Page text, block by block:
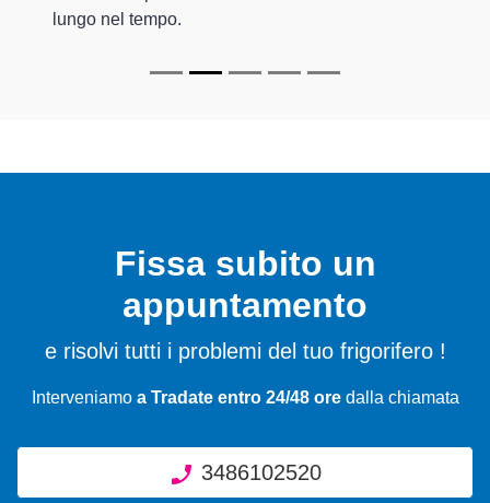
lungo nel tempo.
Fissa subito un
appuntamento
e risolvi tutti i problemi del tuo frigorifero !
Interveniamo a Tradate entro 24/48 oredalla chiamata
3486102520